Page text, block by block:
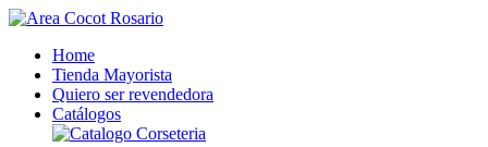
Home
Tienda Mayorista
Quiero ser revendedora
Catálogos